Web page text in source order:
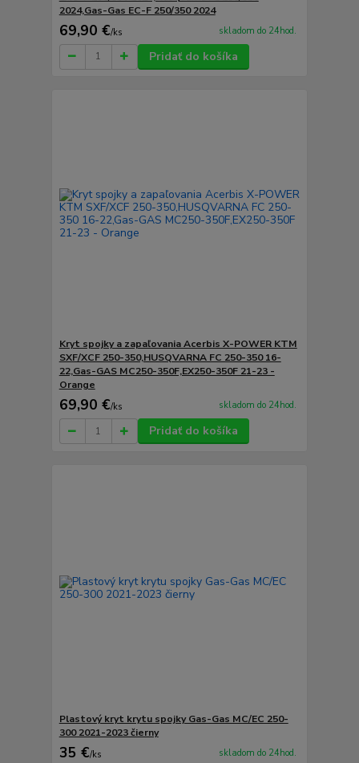
2024,Gas-Gas EC-F 250/350 2024
69,90 €/ks skladom do 24hod.
Pridať do košíka
Kryt spojky a zapaľovania Acerbis X-POWER KTM
SXF/XCF 250-350,HUSQVARNA FC 250-350 16-
22,Gas-GAS MC250-350F,EX250-350F 21-23 -
Orange
69,90 €/ks skladom do 24hod.
Pridať do košíka
Plastový kryt krytu spojky Gas-Gas MC/EC 250-
300 2021-2023 čierny
35 €/ks skladom do 24hod.